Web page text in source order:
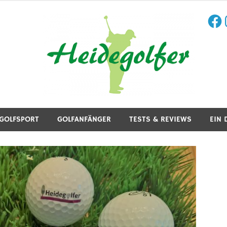
GOLFANFÄNGER TESTS & REVIEWS EIN